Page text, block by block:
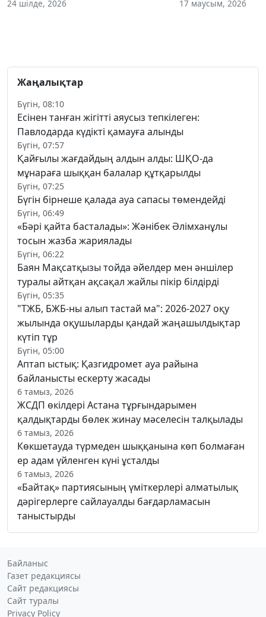
24 шілде, 2026 17 маусым, 2026
Жаңалықтар
Бүгін, 08:10
Есінен танған жігітті аяусыз тепкілеген:
Павлодарда күдікті қамауға алынды
Бүгін, 07:57
Қайғылы жағдайдың алдын алды: ШҚО-да
мұнараға шыққан балалар құтқарылды
Бүгін, 07:25
Бүгін бірнеше қалада ауа сапасы төмендейді
Бүгін, 06:49
«Бәрі қайта басталады»: Жәнібек Әлімханұлы
тосын жазба жариялады
Бүгін, 06:22
Баян Мақсатқызы тойда әйелдер мен әншілер
туралы айтқан ақсақал жайлы пікір білдірді
Бүгін, 05:35
"ТЖБ, БЖБ-ны алып тастай ма": 2026-2027 оқу
жылында оқушыларды қандай жаңашылдықтар
күтіп тұр
Бүгін, 05:00
Аптап ыстық: Қазгидромет ауа райына
байланысты ескерту жасады
6 тамыз, 2026
ЖСДП өкілдері Астана тұрғындарымен
қалдықтарды бөлек жинау мәселесін талқылады
6 тамыз, 2026
Көкшетауда түрмеден шыққанына көп болмаған
ер адам үйленген күні ұсталды
6 тамыз, 2026
«Байтақ» партиясының үміткерлері алматылық
дәрігерлерге сайлауалды бағдарламасын
таныстырды
Байланыс
Газет редакциясы
Сайт редакциясы
Сайт туралы
Privacy Policy